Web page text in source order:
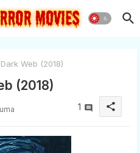
Web (2018)
(2018)
1 share